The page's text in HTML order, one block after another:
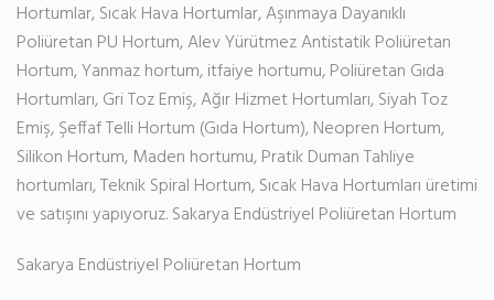
Hortumlar, Sıcak Hava Hortumlar, Aşınmaya Dayanıklı
Poliüretan PU Hortum, Alev Yürütmez Antistatik Poliüretan
Hortum, Yanmaz hortum, itfaiye hortumu, Poliüretan Gıda
Hortumları, Gri Toz Emiş, Ağır Hizmet Hortumları, Siyah Toz
Emiş, Şeffaf Telli Hortum (Gıda Hortum), Neopren Hortum,
Silikon Hortum, Maden hortumu, Pratik Duman Tahliye
hortumları, Teknik Spiral Hortum, Sıcak Hava Hortumları üretimi
ve satışını yapıyoruz. Sakarya Endüstriyel Poliüretan Hortum
Sakarya Endüstriyel Poliüretan Hortum